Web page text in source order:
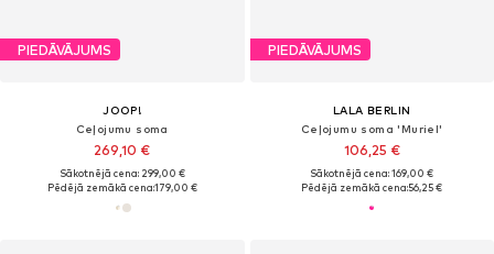
PIEDĀVĀJUMS
JOOP!
Ceļojumu soma
269,10 €
Sākotnējā cena: 299,00 €
Pēdējā zemākā cena:179,00 €
PIEDĀVĀJUMS
LALA BERLIN
Ceļojumu soma 'Muriel'
106,25 €
Sākotnējā cena: 169,00 €
Pēdējā zemākā cena:56,25 €